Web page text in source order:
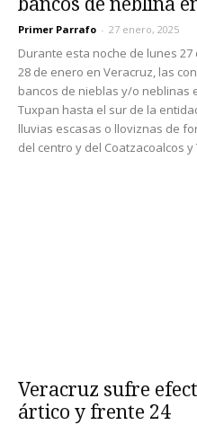
Primer Parrafo - 27 enero, 2025
Durante esta noche de lunes
28 de enero en Veracruz, las
bancos de nieblas y/o neblinas
Tuxpan hasta el sur de la
lluvias escasas o lloviznas de
del centro y del Coatzacoalcos y
Veracruz sufre
ártico y frente 24